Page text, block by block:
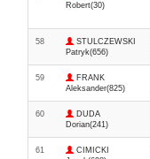
Robert(30)
58
STULCZEWSKI
Patryk(656)
59
FRANK
Aleksander(825)
60
DUDA
Dorian(241)
61
CIMICKI